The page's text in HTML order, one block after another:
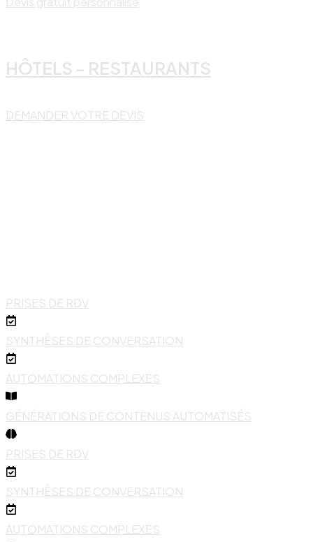
HÔTELS - RESTAURANTS
DEMANDER VOTRE DEVIS
PRISES DE RDV
SYNTHÈSES DE CONVERSATION
AUTOMATIONS COMPLEXES
GÉNÉRATIONS DE CONTENUS AUTOMATISÉS
PRISES DE RDV
SYNTHÈSES DE CONVERSATION
AUTOMATIONS COMPLEXES